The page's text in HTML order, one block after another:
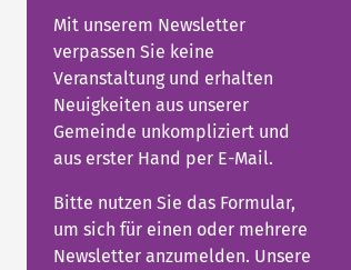
Mit unserem Newsletter
verpassen Sie keine
Veranstaltung und erhalten
Neuigkeiten aus unserer
Gemeinde unkompliziert und
aus erster Hand per E-Mail.
Bitte nutzen Sie das Formular,
um sich für einen oder mehrere
Newsletter anzumelden. Unsere